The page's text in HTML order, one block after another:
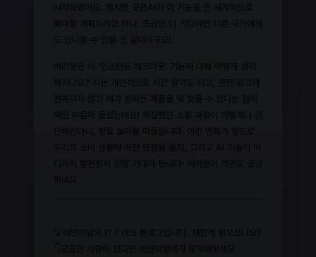
시작되었어요. 하지만 오픈AI가 이 기능을 전 세계적으로
확대할 계획이라고 하니, 조금만 더 기다리면 다른 국가에서
도 만나볼 수 있을 것 같더라구요!
여러분은 이 '인스턴트 체크아웃' 기능에 대해 어떻게 생각
하시나요? 저는 개인적으로 시간 절약도 되고, 괜한 광고에
현혹되지 않고 제가 원하는 제품을 딱 찾을 수 있다는 점이
제일 마음에 들었는데요! 복잡했던 쇼핑 과정이 이렇게나 간
단해진다니, 정말 놀라울 따름입니다. 이런 변화가 앞으로
우리의 소비 생활에 어떤 영향을 줄지, 그리고 AI 기술이 어
디까지 발전할지 정말 기대가 됩니다! 여러분의 의견도 궁금
하네요.
💡비엔피알의 IT / 테크 블로그입니다. 재밌게 읽으셨나요?
👇궁금한 사항이 있다면 비엔피알에게 문의해보세요